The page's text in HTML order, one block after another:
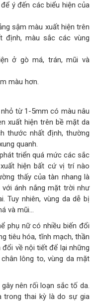
ý đến các biểu hiện của
sậm màu xuất hiện trên
định, màu sắc các vùng
ở gò má, trán, mũi và
màu hơn.
từ 1-5mm có màu nâu
xuất hiện trên bề mặt da
thước nhất định, thường
quanh.
triển quá mức các sắc
hiện bất cứ vị trí nào
thấy của tàn nhang là
ánh nắng mặt trời như
Tuy nhiên, vùng da dễ bị
và mũi…
phụ nữ có nhiều biến đổi
tiêu hóa, tĩnh mạch, thần
đổi về nội tiết để lại những
lông to, vùng da mặt
nên rối loạn sắc tố da.
trong thai kỳ là do sự gia